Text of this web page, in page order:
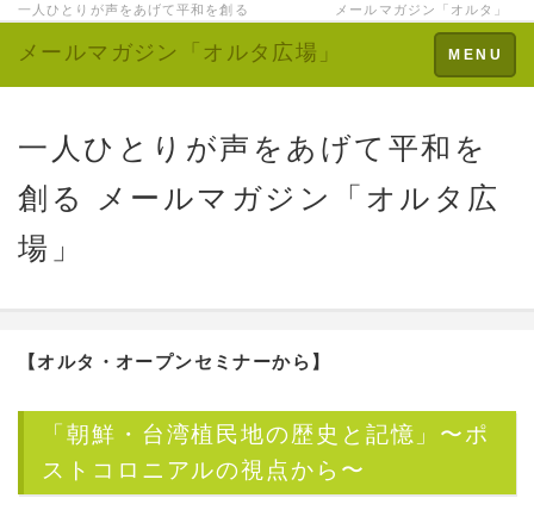
一人ひとりが声をあげて平和を創る メールマガジン「オルタ」
Toggle
navigation
MENU
メールマガジン「オルタ広場」
一人ひとりが声をあげて平和を
創る メールマガジン「オルタ広
場」
【オルタ・オープンセミナーから】
「朝鮮・台湾植民地の歴史と記憶」〜ポ
ストコロニアルの視点から〜